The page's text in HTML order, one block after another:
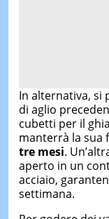
In alternativa, si
di aglio
cubetti per il
manterrà la sua
tre mesi.
aperto in un
acciaio,
settimana.